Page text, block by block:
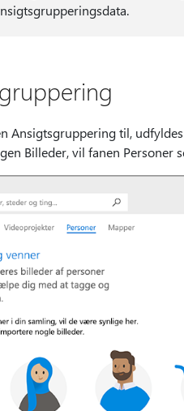
Ansigtsgruppering til,
Billeder, vil fanen Personer